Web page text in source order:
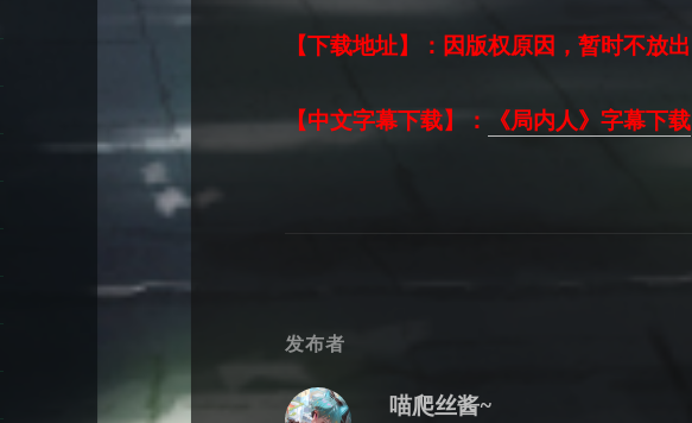
【下载地址】：因版权原因，暂时不放出
【中文字幕下载】： 《局内人》字幕下载
发布者
喵爬丝酱~